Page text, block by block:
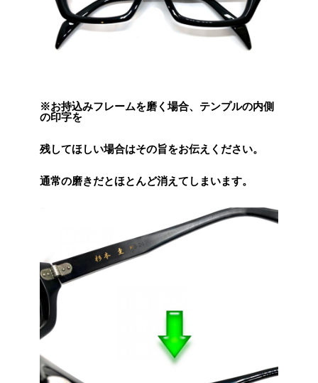
※お持込みフレームを磨く場合、テンプルの内側
の印字を
残してほしい場合はその旨をお伝えください。
通常の磨きだとほとんど消えてしまいます。